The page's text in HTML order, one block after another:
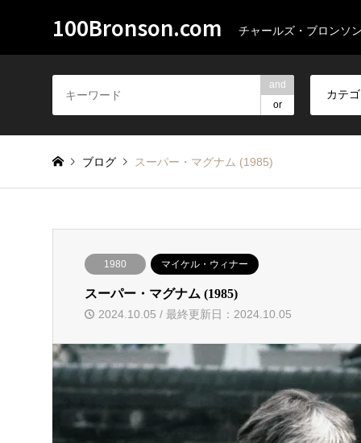
100Bronson.com チャールズ・ブロンソ
and
or
ブログ スーパー・マグナム (1985)
1980 マイケル・ウィナー
スーパー・マグナム (1985)
2024.10.05 / 最終更新日：2024.10.05